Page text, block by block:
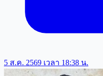
5 ส.ค. 2569 เวลา 18:38 น.